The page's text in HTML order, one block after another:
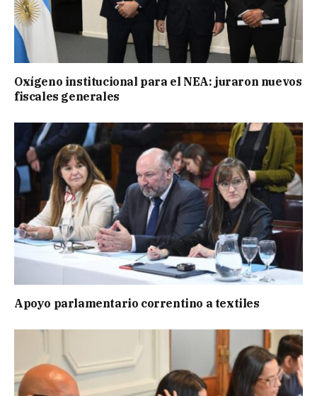
Oxígeno institucional para el NEA: juraron nuevos
fiscales generales
Apoyo parlamentario correntino a textiles